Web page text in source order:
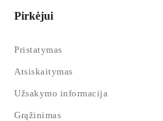
Pirkėjui
Pristatymas
Atsiskaitymas
Užsakymo informacija
Grąžinimas